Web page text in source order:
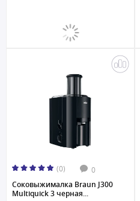
(0) 0
Соковыжималкa Braun J300
Multiquick 3 черная...